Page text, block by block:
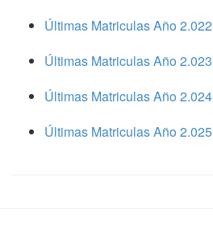
Últimas Matriculas Año 2.022
Últimas Matriculas Año 2.023
Últimas Matriculas Año 2.024
Últimas Matriculas Año 2.025